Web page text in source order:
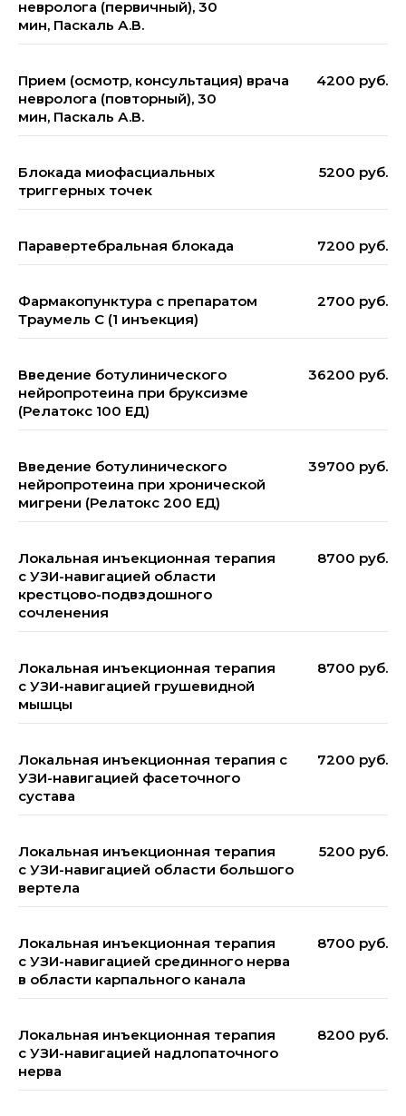
невролога (первичный), 30
мин, Паскаль А.В.
Прием (осмотр, консультация) врача
невролога (повторный), 30
мин, Паскаль А.В.
4200 руб.
Блокада миофасциальных
триггерных точек
5200 руб.
Паравертебральная блокада 7200 руб.
Фармакопунктура с препаратом
Траумель С (1 инъекция)
2700 руб.
Введение ботулинического
нейропротеина при бруксизме
(Релатокс 100 ЕД)
36200 руб.
Введение ботулинического
нейропротеина при хронической
мигрени (Релатокс 200 ЕД)
39700 руб.
Локальная инъекционная терапия
с УЗИ-навигацией области
крестцово-подвздошного
сочленения
8700 руб.
Локальная инъекционная терапия
с УЗИ-навигацией грушевидной
мышцы
8700 руб.
Локальная инъекционная терапия с
УЗИ-навигацией фасеточного
сустава
7200 руб.
Локальная инъекционная терапия
с УЗИ-навигацией области большого
вертела
5200 руб.
Локальная инъекционная терапия
с УЗИ-навигацией срединного нерва
в области карпального канала
8700 руб.
Локальная инъекционная терапия
с УЗИ-навигацией надлопаточного
нерва
8200 руб.